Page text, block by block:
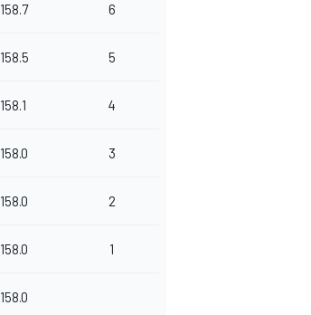
158.7 6
158.5 5
158.1 4
158.0 3
158.0 2
158.0 1
158.0